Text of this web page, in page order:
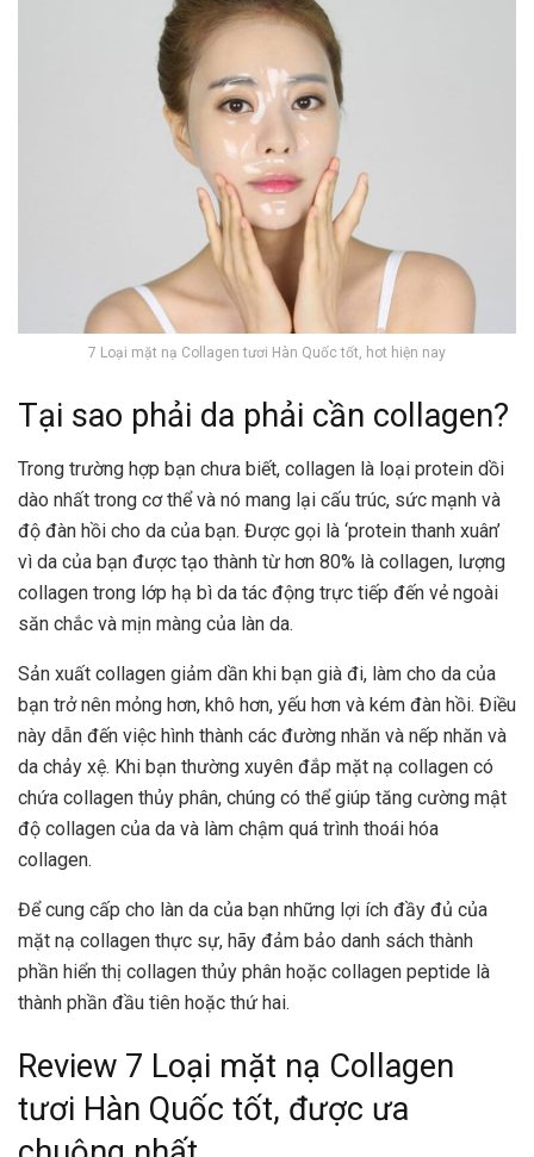
7 Loại mặt nạ Collagen tươi Hàn Quốc tốt, hot hiện nay
Tại sao phải da phải cần collagen?
Trong trường hợp bạn chưa biết, collagen là loại protein dồi
dào nhất trong cơ thể và nó mang lại cấu trúc, sức mạnh và
độ đàn hồi cho da của bạn. Được gọi là ‘protein thanh xuân’
vì da của bạn được tạo thành từ hơn 80% là collagen, lượng
collagen trong lớp hạ bì da tác động trực tiếp đến vẻ ngoài
săn chắc và mịn màng của làn da.
Sản xuất collagen giảm dần khi bạn già đi, làm cho da của
bạn trở nên mỏng hơn, khô hơn, yếu hơn và kém đàn hồi. Điều
này dẫn đến việc hình thành các đường nhăn và nếp nhăn và
da chảy xệ. Khi bạn thường xuyên đắp mặt nạ collagen có
chứa collagen thủy phân, chúng có thể giúp tăng cường mật
độ collagen của da và làm chậm quá trình thoái hóa
collagen.
Để cung cấp cho làn da của bạn những lợi ích đầy đủ của
mặt nạ collagen thực sự, hãy đảm bảo danh sách thành
phần hiển thị collagen thủy phân hoặc collagen peptide là
thành phần đầu tiên hoặc thứ hai.
Review 7 Loại mặt nạ Collagen
tươi Hàn Quốc tốt, được ưa